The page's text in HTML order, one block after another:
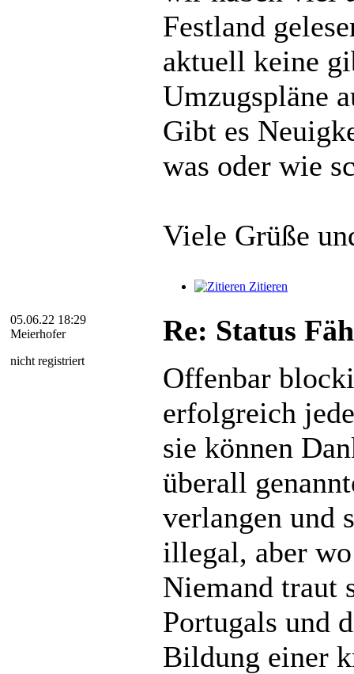
Festland
aktuell keine
Umzugspläne
Gibt es
was oder wie
Viele Grüße
Zitieren
05.06.22 18:29
Meierhofer
nicht registriert
Re: Status
Offenbar
erfolgreich
sie können
überall
verlangen und
illegal, aber
Niemand traut
Portugals und
Bildung einer